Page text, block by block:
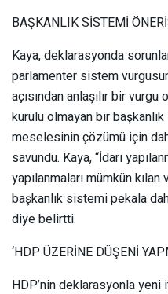
BAŞKANLIK SİSTEMİ
Kaya, deklarasyonda
parlamenter sistem
açısından anlaşılır bir
kurulu olmayan bir
meselesinin çözümü için
savundu. Kaya, “İdari
yapılanmaları mümkün
başkanlık sistemi pekala
diye belirtti.
‘HDP ÜZERİNE DÜŞENİ
HDP’nin deklarasyonla